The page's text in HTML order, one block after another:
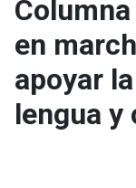
Facultades,
institutos
Investigación
en
apoyar
lengua y